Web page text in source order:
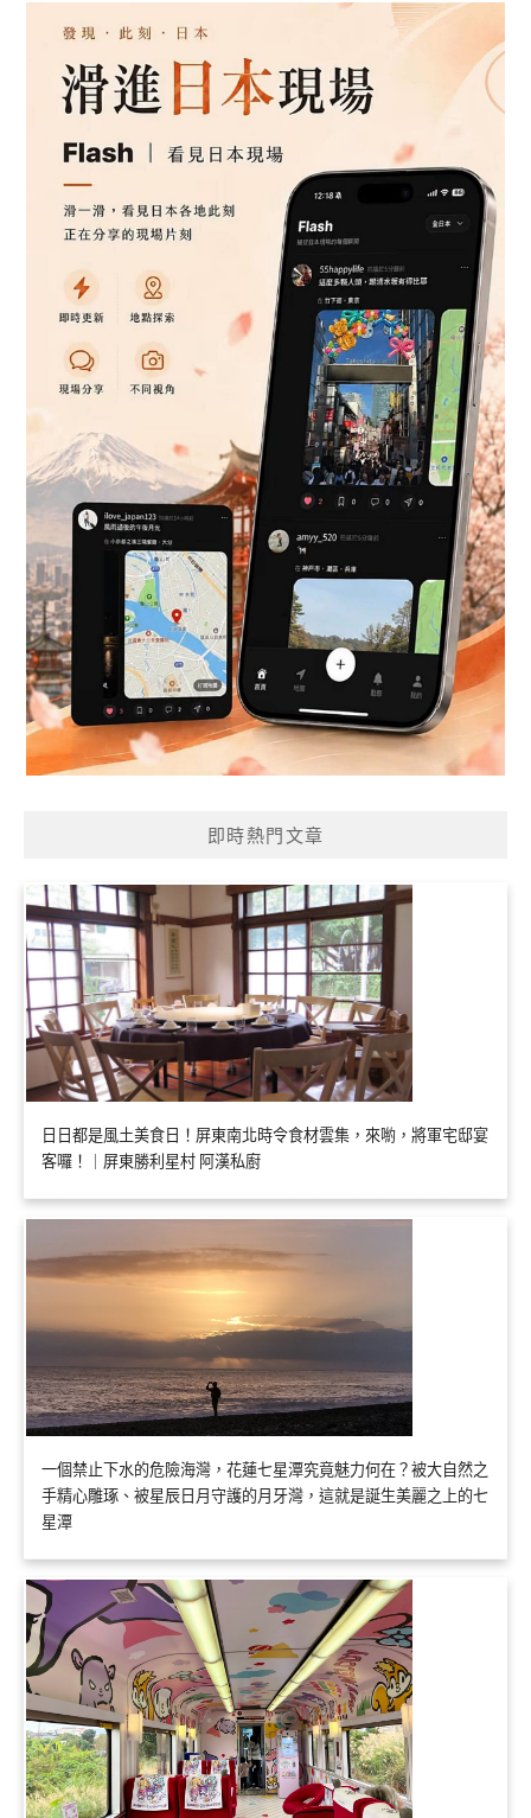
即時熱門文章
日日都是風土美食日！屏東南北時令食材雲集，來喲，將軍宅邸宴
客囉！｜屏東勝利星村 阿漢私廚
一個禁止下水的危險海灣，花蓮七星潭究竟魅力何在？被大自然之
手精心雕琢、被星辰日月守護的月牙灣，這就是誕生美麗之上的七
星潭